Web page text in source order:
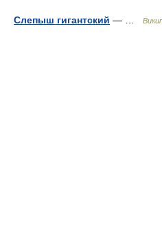
Слепыш гигантский — …